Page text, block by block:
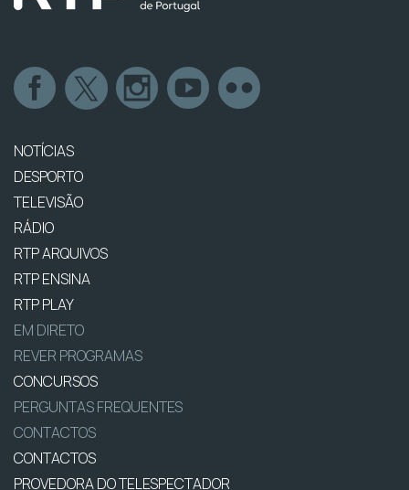
NOTÍCIAS
DESPORTO
TELEVISÃO
RÁDIO
RTP ARQUIVOS
RTP ENSINA
RTP PLAY
EM DIRETO
REVER PROGRAMAS
CONCURSOS
PERGUNTAS FREQUENTES
CONTACTOS
CONTACTOS
PROVEDORA DO TELESPECTADOR